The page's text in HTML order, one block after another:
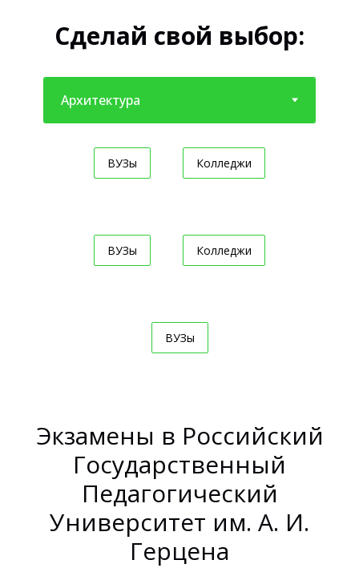
Сделай свой выбор:
ВУЗы Колледжи
ВУЗы Колледжи
ВУЗы
Экзамены в Российский
Государственный
Педагогический
Университет им. А. И.
Герцена